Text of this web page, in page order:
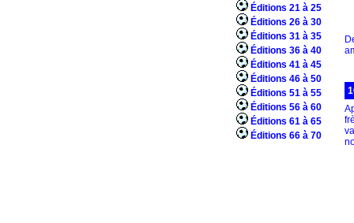
Éditions 21 à 25
Éditions 26 à 30
Éditions 31 à 35
Éditions 36 à 40
Éditions 41 à 45
Éditions 46 à 50
Éditions 51 à 55
Éditions 56 à 60
Éditions 61 à 65
Éditions 66 à 70